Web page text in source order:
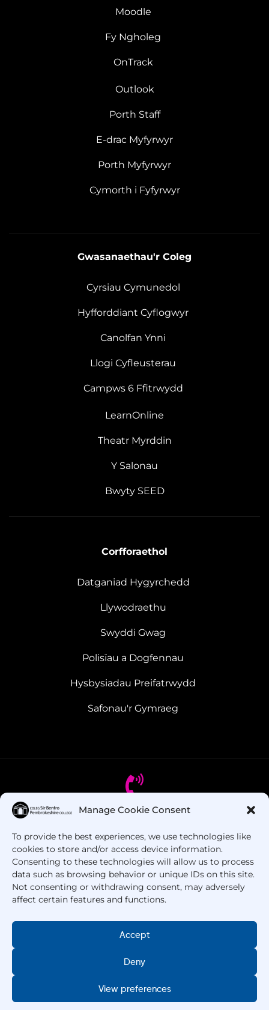
Manage Cookie Consent
To provide the best experiences, we use technologies like
cookies to store and/or access device information.
Consenting to these technologies will allow us to process
data such as browsing behavior or unique IDs on this site.
Not consenting or withdrawing consent, may adversely
affect certain features and functions.
Accept
Deny
View preferences
Moodle
Fy Ngholeg
OnTrack
Outlook
Porth Staff
E-drac Myfyrwyr
Porth Myfyrwyr
Cymorth i Fyfyrwyr
Gwasanaethau'r Coleg
Cyrsiau Cymunedol
Hyfforddiant Cyflogwyr
Canolfan Ynni
Llogi Cyfleusterau
Campws 6 Ffitrwydd
LearnOnline
Theatr Myrddin
Y Salonau
Bwyty SEED
Corfforaethol
Datganiad Hygyrchedd
Llywodraethu
Swyddi Gwag
Polisïau a Dogfennau
Hysbysiadau Preifatrwydd
Safonau'r Gymraeg
+44 1437 753 000
Coleg Sir Benfro